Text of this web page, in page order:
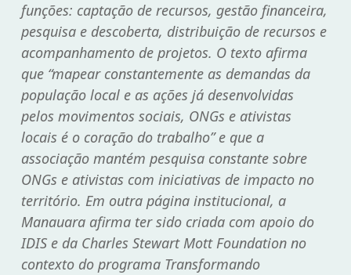
funções: captação de recursos, gestão financeira,
pesquisa e descoberta, distribuição de recursos e
acompanhamento de projetos. O texto afirma
que “mapear constantemente as demandas da
população local e as ações já desenvolvidas
pelos movimentos sociais, ONGs e ativistas
locais é o coração do trabalho” e que a
associação mantém pesquisa constante sobre
ONGs e ativistas com iniciativas de impacto no
território. Em outra página institucional, a
Manauara afirma ter sido criada com apoio do
IDIS e da Charles Stewart Mott Foundation no
contexto do programa Transformando